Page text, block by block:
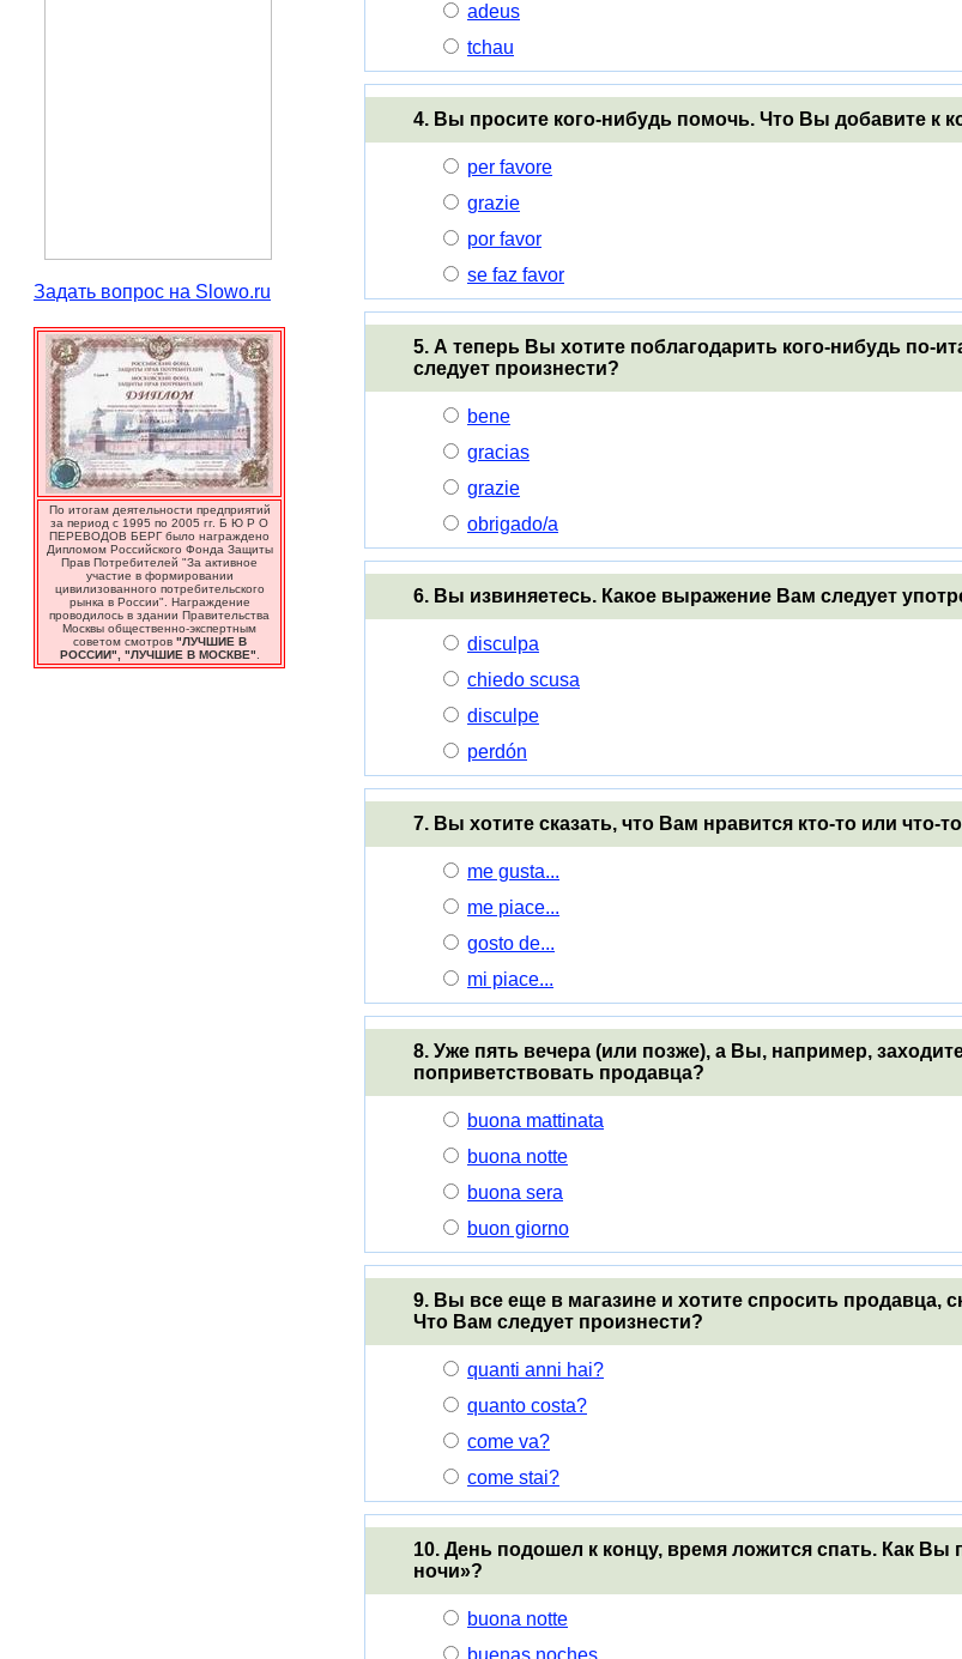
Задать вопрос на Slowo.ru
По итогам деятельности предприятий
за период с 1995 по 2005 гг. Б Ю Р О
ПЕРЕВОДОВ БЕРГ было награждено
Дипломом Российского Фонда Защиты
Прав Потребителей "За активное
участие в формировании
цивилизованного потребительского
рынка в России". Награждение
проводилось в здании Правительства
Москвы общественно-экспертным
советом смотров "ЛУЧШИЕ В
РОССИИ", "ЛУЧШИЕ В МОСКВЕ"
adeus
tchau
4. Вы просите кого-нибудь помочь. Что Вы добавите к
per favore
grazie
por favor
se faz favor
5. А теперь Вы хотите поблагодарить кого-нибудь по-
следует произнести?
bene
gracias
grazie
obrigado/a
6. Вы извиняетесь. Какое выражение Вам следует
disculpa
chiedo scusa
disculpe
perdón
7. Вы хотите сказать, что Вам нравится кто-то или что-
me gusta...
me piace...
gosto de...
mi piace...
8. Уже пять вечера (или позже), а Вы, например,
поприветствовать продавца?
buona mattinata
buona notte
buona sera
buon giorno
9. Вы все еще в магазине и хотите спросить продавца,
Что Вам следует произнести?
quanti anni hai?
quanto costa?
come va?
come stai?
10. День подошел к концу, время ложится спать. Как Вы
ночи»?
buona notte
buenas noches